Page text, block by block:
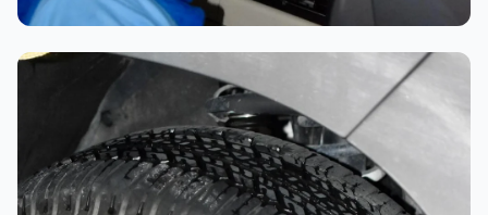
تلميع احترافي